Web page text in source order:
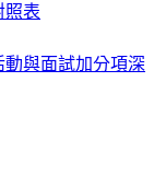
照表
動與面試加分項深